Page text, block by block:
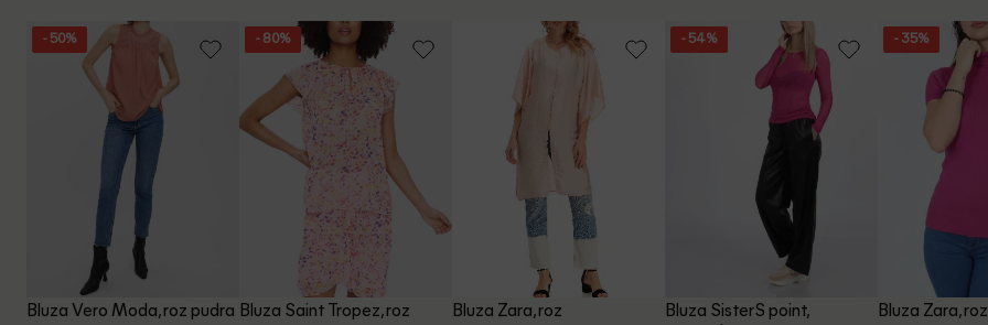
- 50%
Bluza Vero Moda, roz pudra
- 80%
Bluza Saint Tropez, roz Bluza Zara, roz
- 54%
Bluza SisterS point,
- 35%
Bluza Zara, roz